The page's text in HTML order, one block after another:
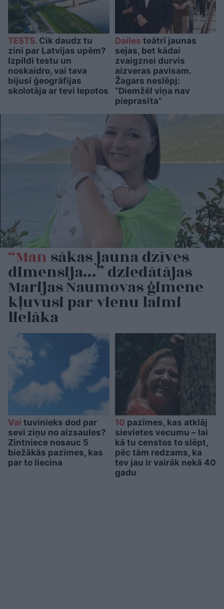
TESTS. Cik daudz tu
zini par Latvijas upēm?
Izpildi testu un
noskaidro, vai tava
bijusī ģeogrāfijas
skolotāja ar tevi lepotos
Dailes teātrī jaunas
sejas, bet kādai
zvaigznei durvis
aizveras pavisam.
Žagars neslēpj:
“Diemžēl viņa nav
pieprasīta”
“Mansākas jauna dzīves
dimensija…” dziedātājas
Marijas Naumovas ģimene
kļuvusi par vienu laimi
lielāka
Vai tuvinieks dod par
sevi ziņu no aizsaules?
Zintniece nosauc 5
biežākās pazīmes, kas
par to liecina
10 pazīmes, kas atklāj
sievietes vecumu – lai
kā tu censtos to slēpt,
pēc tām redzams, ka
tev jau ir vairāk nekā 40
gadu